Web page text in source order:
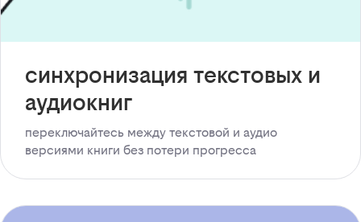
синхронизация текстовых и
аудиокниг
переключайтесь между текстовой и аудио
версиями книги без потери прогресса